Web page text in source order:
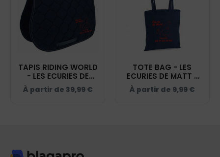
TAPIS RIDING WORLD
- LES ECURIES DE
MATT - NAVY -
20453
À partir de 39,99 €
TOTE BAG - LES
ECURIES DE MATT -
NAVY - WM101
À partir de 9,99 €